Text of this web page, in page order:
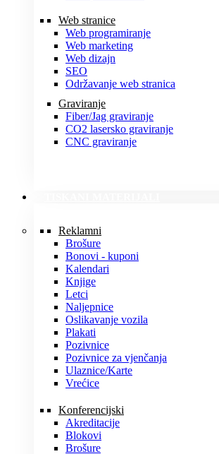
Web stranice
Web programiranje
Web marketing
Web dizajn
SEO
Održavanje web stranica
Graviranje
Fiber/Jag graviranje
CO2 lasersko graviranje
CNC graviranje
Reklamni
Brošure
Bonovi - kuponi
Kalendari
Knjige
Letci
Naljepnice
Oslikavanje vozila
Plakati
Pozivnice
Pozivnice za vjenčanja
Ulaznice/Karte
Vrećice
Konferencijski
Akreditacije
Blokovi
Brošure